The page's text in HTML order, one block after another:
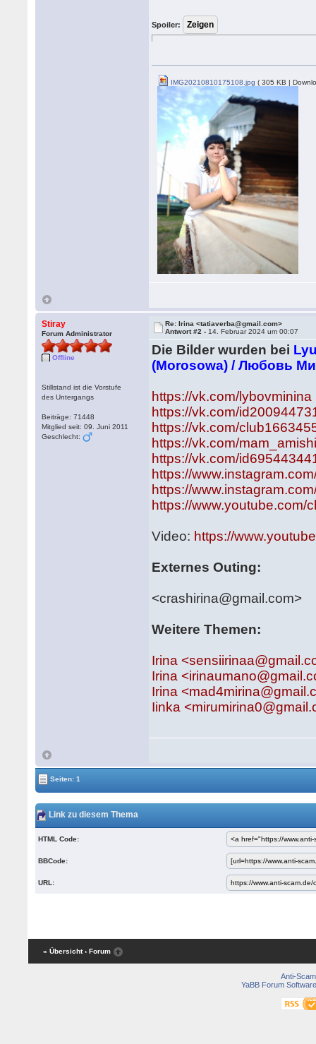
Spoiler:
IMG20210810175108.jpg ( 305 KB |
Stiray
Forum Administrator
Offline
Stillstand ist die Vorstufe
des Untergangs
Beiträge: 71448
Mitglied seit: 09. Juni 2011
Geschlecht:
Re: Irina <tatiaverba@gmail.com>
Antwort #2 - 14. Februar 2024 um 00:07
Die Bilder wurden bei
(Morosowa) / Любовь
https://vk.com/lybovminina
https://vk.com/
https://vk.com/
https://vk.com/
https://vk.com/
https://
https://
https://
Video: https://
Externes Outing:
<crashirina@gmail.com>
Weitere Themen:
Irina
Irina
Irina
Iinka
Seiten: 1
Link zu diesem Thema
HTML Code:
BBCode:
URL:
« Übersicht ‹ Forum
Anti-Scam
YaBB Forum Software